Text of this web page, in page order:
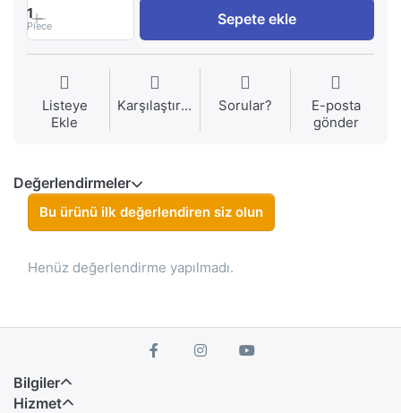
1
Piece Sepete ekle
Listeye
Ekle
Karşılaştırma Sorular?
E-posta
gönder
Değerlendirmeler
Bu ürünü ilk değerlendiren siz olun
Henüz değerlendirme yapılmadı.
Bilgiler
Hizmet